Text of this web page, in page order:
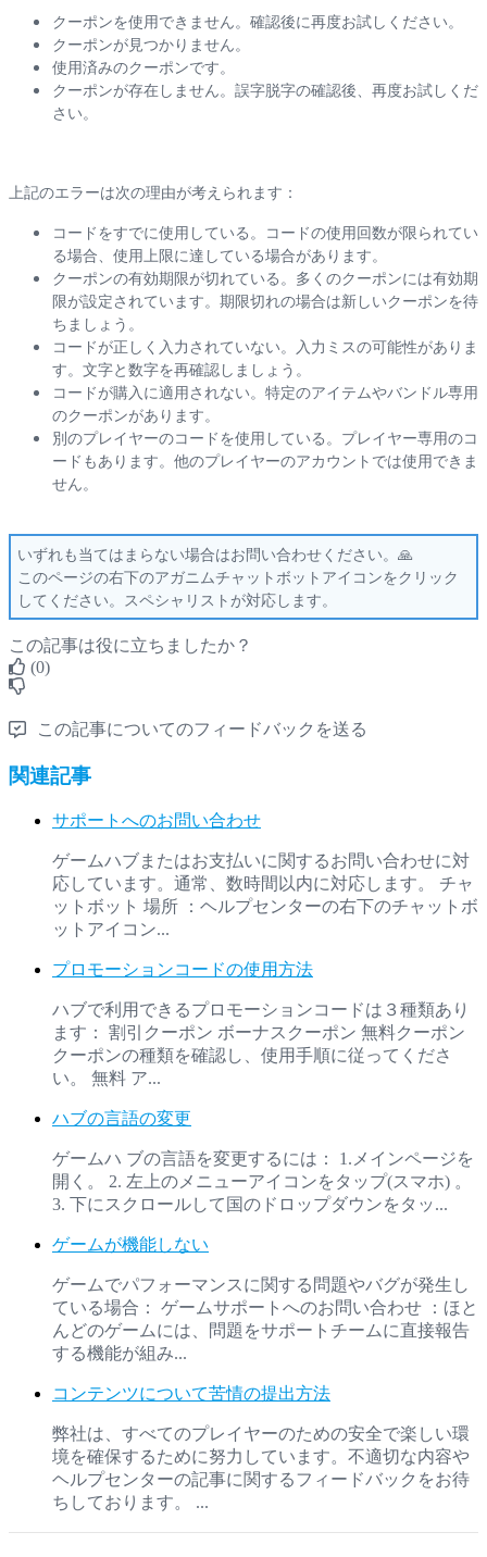
クーポンを使用でき ません。 確認後に再度お試し く ださ い。
クーポンが見つかり ません。
使用済みのクーポンです。
クーポンが存在し ません。 誤字脱字の確認後 再度お試し く だ
さ い。
上記のエラーは次の理由が考え られます ：
コー ドをすでに使用 している 。 コー ドの使用回数が限られてい
る場合 使用 上限に達 している場合があ り ます。
クーポンの有効期限が切れている 。 多 く のクーポンには有効期
限が設定さ れてい ます。 期限切れの場合は新しいクーポンを待
ち ま し ょ う 。
コー ドが正 し く 入 力 さ れていない。 入 力 ミ スの可能性があ り ま
す。 文字と数字を再確認し ま し ょ う 。
コー ドが購入 に適用さ れない。 特定のアイテ ムやバン ド ル専用
のクーポンがあ り ます。
別のプレイヤーのコー ドを使用 している 。 プレイヤー専用のコ
ー ド もあ り ます。 他のプレイヤーのアカウ ン ト では使用でき ま
せん。
いずれも当ては ま らない場合はお問い合わせく ださ い。
このページの右下のアガニ ムチャ ッ ト ボッ ト アイ コ ンをク リ ック
して く ださ い。 スペシャ リ ス ト が対応し ます。
この記事は役に立ちましたか？
(0)
この記事についてのフィードバックを送る
関連記事
サポートへのお問い合わせ
ゲームハブまたはお支払いに関するお問い合わせに対
応しています。通常、数時間以内に対応します。 チャ
ットボット 場所 ：ヘルプセンターの右下のチャットボ
ットアイコン...
プロモーションコードの使用方法
ハブで利用できるプロモーションコードは３種類あり
ます： 割引クーポン ボーナスクーポン 無料クーポン
クーポンの種類を確認し、使用手順に従ってくださ
い。 無料 ア...
ハブの言語の変更
ゲームハ ブの言語を変更するには： 1.メインページを
開く。 2. 左上のメニューアイコンをタップ(スマホ) 。
3. 下にスクロールして国のドロップダウンをタッ...
ゲームが機能しない
ゲームでパフォーマンスに関する問題やバグが発生し
ている場合： ゲームサポートへのお問い合わせ ：ほと
んどのゲームには、問題をサポートチームに直接報告
する機能が組み...
コンテンツについて苦情の提出方法
弊社は、すべてのプレイヤーのための安全で楽しい環
境を確保するために努力しています。不適切な内容や
ヘルプセンターの記事に関するフィードバックをお待
ちしております。 ...